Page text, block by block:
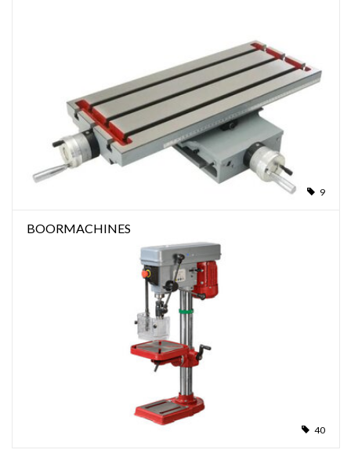
9
BOORMACHINES
40